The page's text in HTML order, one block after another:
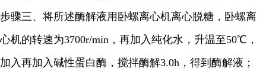
步骤三、将所述酶解液用卧螺离心机离心脱糖，卧螺离
心机的转速为3700r/min，再加入纯化水，升温至50℃，
加入再加入碱性蛋白酶，搅拌酶解3.0h，得到酶解液；